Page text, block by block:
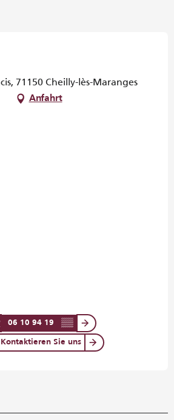
71150 Cheilly-lès-Maranges
Anfahrt
06 10 94 19 ▒▒
Kontaktieren Sie uns